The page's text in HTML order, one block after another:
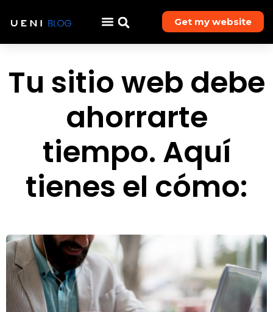
Get my website
Tu sitio web debe
ahorrarte
tiempo. Aquí
tienes el cómo: